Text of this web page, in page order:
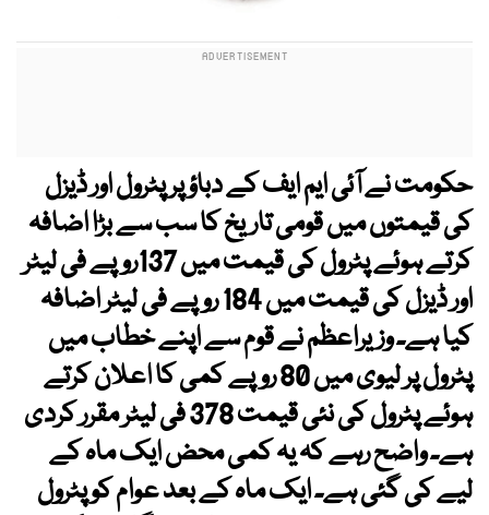
حکومت نے آئی ایم ایف کے دباؤ پر پٹرول اور ڈیزل
کی قیمتوں میں قومی تاریخ کا سب سے بڑا اضافہ
کرتے ہوئے پٹرول کی قیمت میں 137روپے فی لیٹر
اور ڈیزل کی قیمت میں 184 روپے فی لیٹر اضافہ
کیا ہے۔ وزیراعظم نے قوم سے اپنے خطاب میں
پٹرول پر لیوی میں 80 روپے کمی کا اعلان کرتے
ہوئے پٹرول کی نئی قیمت 378 فی لیٹر مقرر کردی
ہے۔ واضح رہے کہ یہ کمی محض ایک ماہ کے
لیے کی گئی ہے۔ ایک ماہ کے بعد عوام کو پٹرول